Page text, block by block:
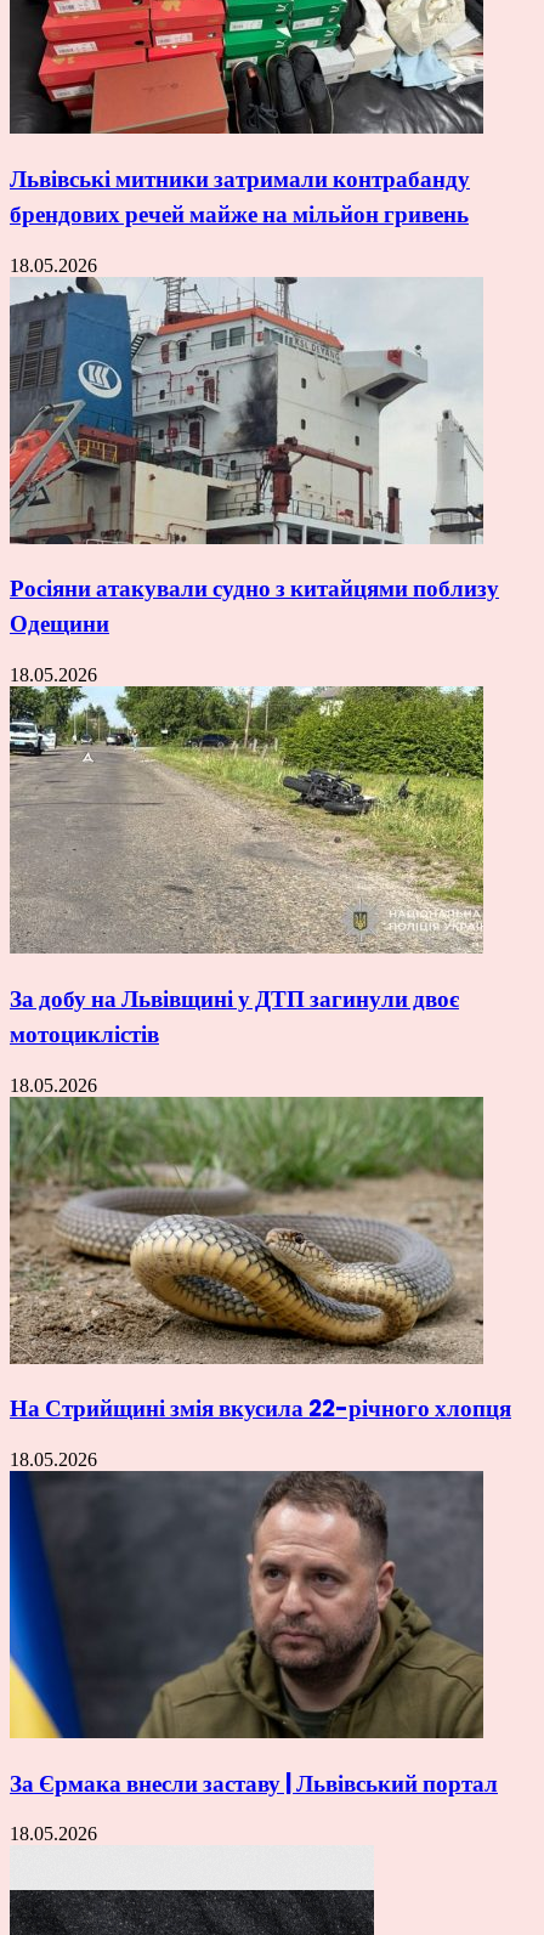
Львівські митники затримали контрабанду
брендових речей майже на мільйон гривень
18.05.2026
Росіяни атакували судно з китайцями поблизу
Одещини
18.05.2026
За добу на Львівщині у ДТП загинули двоє
мотоциклістів
18.05.2026
На Стрийщині змія вкусила 22-річного хлопця
18.05.2026
За Єрмака внесли заставу | Львівський портал
18.05.2026